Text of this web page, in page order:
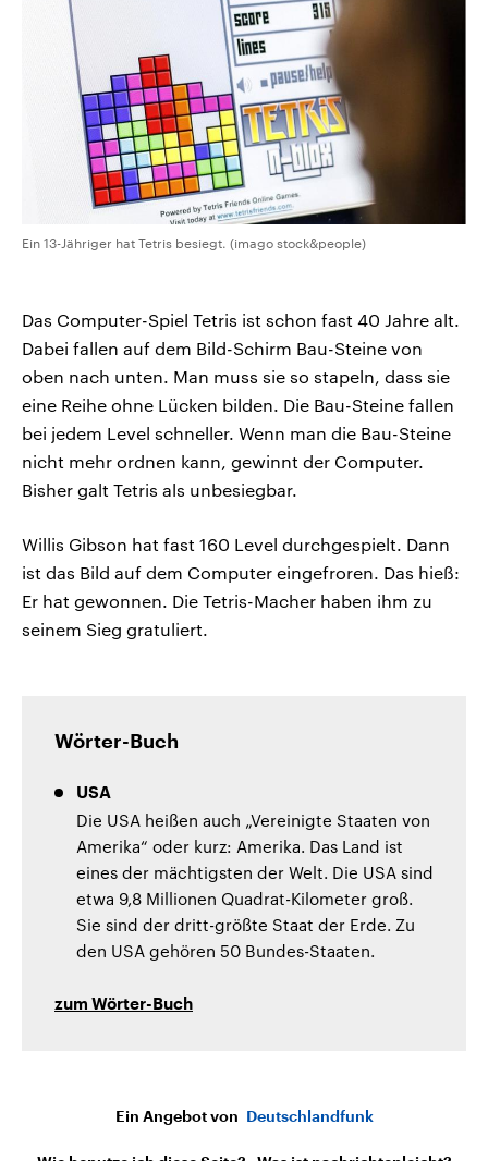
Ein 13-Jähriger hat Tetris besiegt. (imago stock&people)
Das Computer-Spiel Tetris ist schon fast 40 Jahre alt.
Dabei fallen auf dem Bild-Schirm Bau-Steine von
oben nach unten. Man muss sie so stapeln, dass sie
eine Reihe ohne Lücken bilden. Die Bau-Steine fallen
bei jedem Level schneller. Wenn man die Bau-Steine
nicht mehr ordnen kann, gewinnt der Computer.
Bisher galt Tetris als unbesiegbar.
Willis Gibson hat fast 160 Level durchgespielt. Dann
ist das Bild auf dem Computer eingefroren. Das hieß:
Er hat gewonnen. Die Tetris-Macher haben ihm zu
seinem Sieg gratuliert.
Wörter-Buch
USA
Die USA heißen auch „Vereinigte Staaten von
Amerika“ oder kurz: Amerika. Das Land ist
eines der mächtigsten der Welt. Die USA sind
etwa 9,8 Millionen Quadrat-Kilometer groß.
Sie sind der dritt-größte Staat der Erde. Zu
den USA gehören 50 Bundes-Staaten.
zum Wörter-Buch
Ein Angebot von Deutschlandfunk